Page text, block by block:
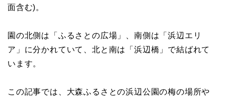
面含む)。
園の北側は「ふるさとの広場」、南側は「浜辺エリ
ア」に分かれていて、北と南は「浜辺橋」で結ばれて
います。
この記事では、大森ふるさとの浜辺公園の梅の場所や